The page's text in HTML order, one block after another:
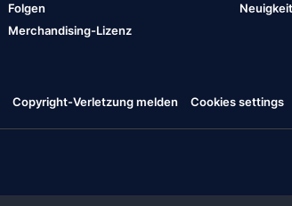
Folgen
Merchandising-Lizenz
Copyright-Verletzung melden Cookies settings